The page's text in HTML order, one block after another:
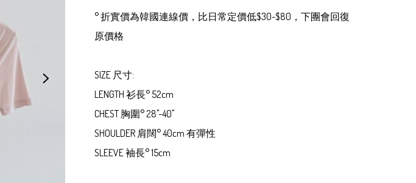
° 折實價為韓國連線價，比日常定價低$30-$80，下團會回復
原價格
SIZE 尺寸:
LENGTH 衫長° 52cm
CHEST 胸圍° 28"-40"
SHOULDER 肩闊° 40cm 有彈性
SLEEVE 袖長° 15cm